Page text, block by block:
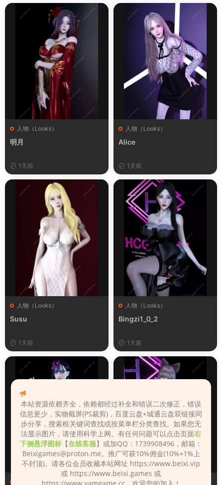
人物（Looks）
明月
1天前
人物（Looks）
Alice
1天前
人物（Looks）
Susu
1天前
人物（Looks）
Bingzi1_0_2
1天前
人物（Looks） 人物（Looks）
本站资源依赖齐全，依赖都经过补全和错误二次修正，错误
信息更少，实物截屏(PS裁剪)，百度云盘+城通云盘双链接同
步分享，搜索框关键词查找或按菜单栏分类查找。如果您无
法显示图片，请使用科学上网。有任何问题可以点击页面右
下侧悬浮图标 【在线客服】或加QQ：1739908496，邮箱：
Beixigames@proton.me。推广可获10%佣金(10%+1%上
不封顶)。请各位会员收藏本站网址 https://www.beixi.vip
或 https://www.beixi.games 或